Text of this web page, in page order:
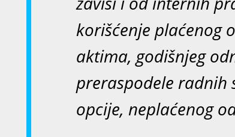
korišćenje plaćenog
aktima, godišnjeg
preraspodele radnih
opcije, neplaćenog